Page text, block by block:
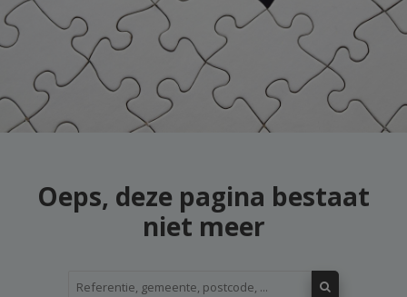
Oeps, deze pagina bestaat
niet meer